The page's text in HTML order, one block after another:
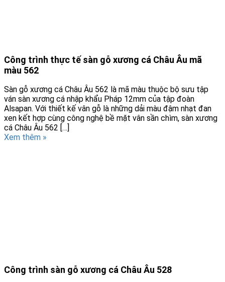
Công trình thực tế sàn gỗ xương cá Châu Âu mã
màu 562
Sàn gỗ xương cá Châu Âu 562 là mã màu thuộc bộ sưu tập
ván sàn xương cá nhập khẩu Pháp 12mm của tập đoàn
Alsapan. Với thiết kế vân gỗ là những dải màu đậm nhạt đan
xen kết hợp cùng công nghệ bề mặt vân sần chìm, sàn xương
cá Châu Âu 562 […]
Xem thêm »
Công trình sàn gỗ xương cá Châu Âu 528